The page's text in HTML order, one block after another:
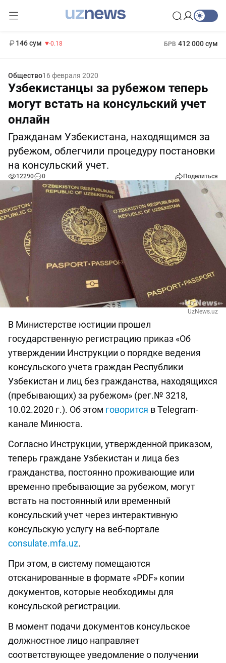
146 сум -0.18 БРВ 412 000 сум
Общество16 февраля 2020
Узбекистанцы за рубежом теперь
могут встать на консульский учет
онлайн
Гражданам Узбекистана, находящимся за
рубежом, облегчили процедуру постановки
на консульский учет.
12290 0 Поделиться
UzNews.uz
В Министерстве юстиции прошел
государственную регистрацию приказ «Об
утверждении Инструкции о порядке ведения
консульского учета граждан Республики
Узбекистан и лиц без гражданства, находящихся
(пребывающих) за рубежом» (рег.№ 3218,
10.02.2020 г.). Об этом говорится в Telegram-
канале Минюста.
Согласно Инструкции, утвержденной приказом,
теперь граждане Узбекистан и лица без
гражданства, постоянно проживающие или
временно пребывающие за рубежом, могут
встать на постоянный или временный
консульский учет через интерактивную
консульскую услугу на веб-портале
consulate.mfa.uz.
При этом, в систему помещаются
отсканированные в формате «PDF» копии
документов, которые необходимы для
консульской регистрации.
В момент подачи документов консульское
должностное лицо направляет
соответствующее уведомление о получении